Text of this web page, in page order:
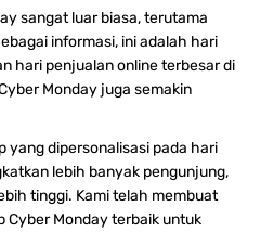
sangat luar biasa, terutama
informasi, ini adalah hari
hari penjualan online terbesar di
Monday juga semakin
yang dipersonalisasi pada hari
lebih banyak pengunjung,
tinggi. Kami telah membuat
Cyber Monday terbaik untuk